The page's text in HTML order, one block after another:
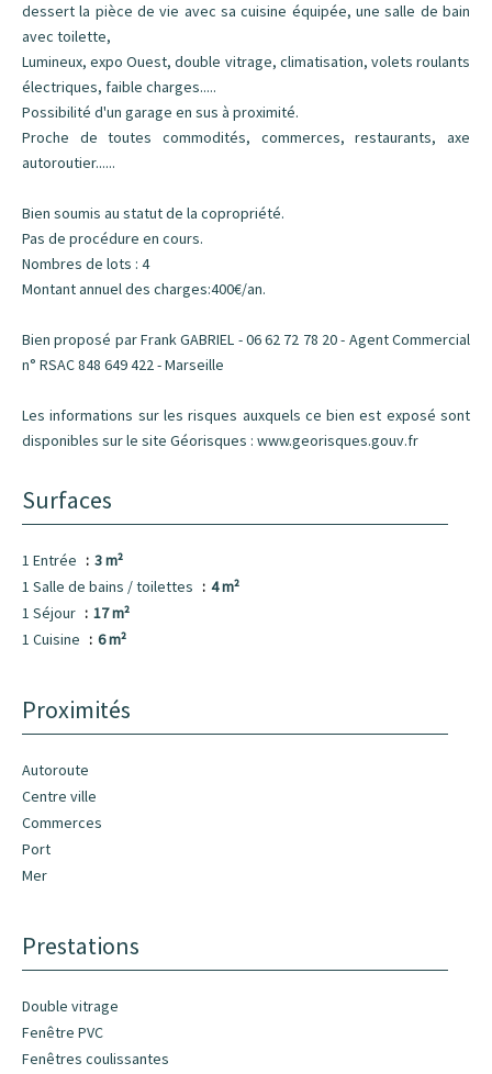
dessert la pièce de vie avec sa cuisine équipée, une salle de bain
avec toilette,
Lumineux, expo Ouest, double vitrage, climatisation, volets roulants
électriques, faible charges.....
Possibilité d'un garage en sus à proximité.
Proche de toutes commodités, commerces, restaurants, axe
autoroutier......
Bien soumis au statut de la copropriété.
Pas de procédure en cours.
Nombres de lots : 4
Montant annuel des charges:400€/an.
Bien proposé par Frank GABRIEL - 06 62 72 78 20 - Agent Commercial
n° RSAC 848 649 422 - Marseille
Les informations sur les risques auxquels ce bien est exposé sont
disponibles sur le site Géorisques : www.georisques.gouv.fr
Surfaces
1 Entrée
3 m²
1 Salle de bains / toilettes
4 m²
1 Séjour
17 m²
1 Cuisine
6 m²
Proximités
Autoroute
Centre ville
Commerces
Port
Mer
Prestations
Double vitrage
Fenêtre PVC
Fenêtres coulissantes